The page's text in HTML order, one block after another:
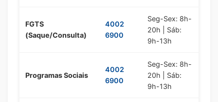
FGTS
(Saque/Consulta)
4002
6900
Seg-Sex: 8h-
20h | Sáb:
9h-13h
Programas Sociais
4002
6900
Seg-Sex: 8h-
20h | Sáb:
9h-13h